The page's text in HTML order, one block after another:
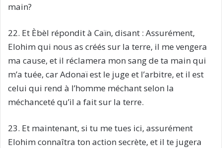
main?
22. Et Èbèl répondit à Caïn, disant : Assurément,
Elohim qui nous as créés sur la terre, il me vengera
ma cause, et il réclamera mon sang de ta main qui
m’a tuée, car Adonaï est le juge et l’arbitre, et il est
celui qui rend à l’homme méchant selon la
méchanceté qu’il a fait sur la terre.
23. Et maintenant, si tu me tues ici, assurément
Elohim connaîtra ton action secrète, et il te jugera